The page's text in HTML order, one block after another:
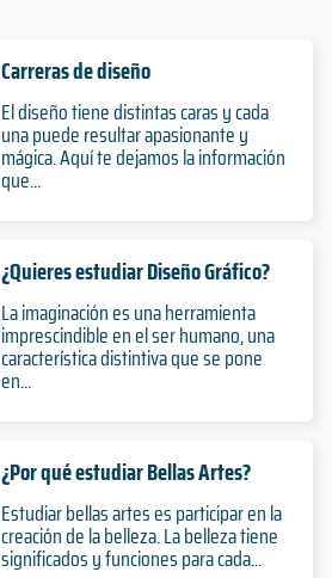
Carreras de diseño
El diseño tiene distintas caras y cada
una puede resultar apasionante y
mágica. Aquí te dejamos la información
que...
¿Quieres estudiar Diseño Gráfico?
La imaginación es una herramienta
imprescindible en el ser humano, una
característica distintiva que se pone
en...
¿Por qué estudiar Bellas Artes?
Estudiar bellas artes es participar en la
creación de la belleza. La belleza tiene
significados y funciones para cada...